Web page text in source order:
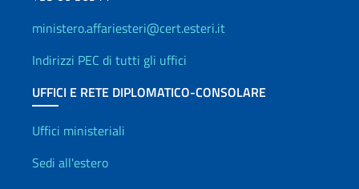
ministero.affariesteri@cert.esteri.it
Indirizzi PEC di tutti gli uffici
UFFICI E RETE DIPLOMATICO-CONSOLARE
Uffici e Rete diplomatica
Uffici ministeriali
Sedi all'estero